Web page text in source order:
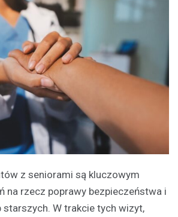
z seniorami są kluczowym
na rzecz poprawy bezpieczeństwa i
starszych. W trakcie tych wizyt,